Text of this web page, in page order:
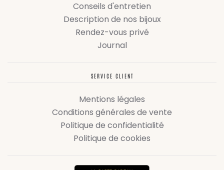
Conseils d'entretien
Description de nos bijoux
Rendez-vous privé
Journal
SERVICE CLIENT
Mentions légales
Conditions générales de vente
Politique de confidentialité
Politique de cookies